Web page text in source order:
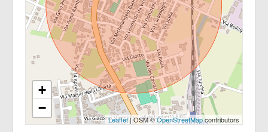
Posizione: Zona servita
+
−
Leaflet| OSM ©OpenStreetMapcontributors